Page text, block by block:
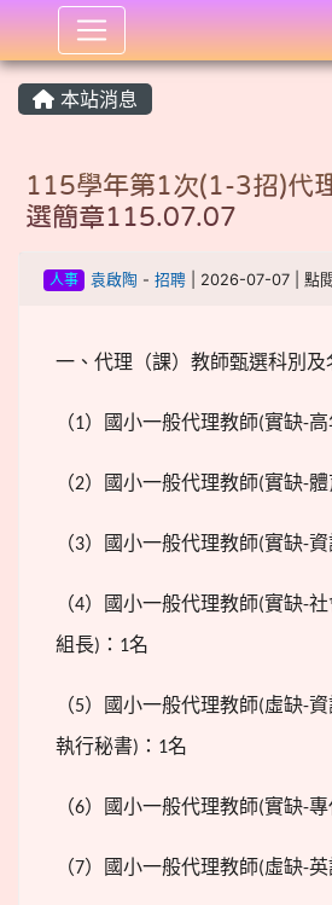
:::
本站消息
115學年第1次(1-3招)代
選簡章115.07.07
人事 袁啟陶 - 招聘| 2026-07-07 | 點
一、代理（課）教師甄選科別及
（1）國小一般代理教師(實缺-
（2）國小一般代理教師(實缺-體
（3）國小一般代理教師(實缺-資
（4）國小一般代理教師(實缺-社
組長) ： 1名
（5）國小一般代理教師(虛缺-資
執行秘書) ： 1名
（6）國小一般代理教師(實缺-專
（7）國小一般代理教師(虛缺-英